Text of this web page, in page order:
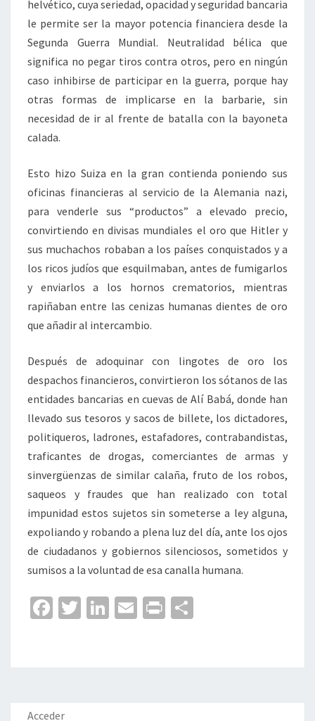
helvético, cuya seriedad, opacidad y seguridad bancaria
le permite ser la mayor potencia financiera desde la
Segunda Guerra Mundial. Neutralidad bélica que
significa no pegar tiros contra otros, pero en ningún
caso inhibirse de participar en la guerra, porque hay
otras formas de implicarse en la barbarie, sin
necesidad de ir al frente de batalla con la bayoneta
calada.
Esto hizo Suiza en la gran contienda poniendo sus
oficinas financieras al servicio de la Alemania nazi,
para venderle sus “productos” a elevado precio,
convirtiendo en divisas mundiales el oro que Hitler y
sus muchachos robaban a los países conquistados y a
los ricos judíos que esquilmaban, antes de fumigarlos
y enviarlos a los hornos crematorios, mientras
rapiñaban entre las cenizas humanas dientes de oro
que añadir al intercambio.
Después de adoquinar con lingotes de oro los
despachos financieros, convirtieron los sótanos de las
entidades bancarias en cuevas de Alí Babá, donde han
llevado sus tesoros y sacos de billete, los dictadores,
politiqueros, ladrones, estafadores, contrabandistas,
traficantes de drogas, comerciantes de armas y
sinvergüenzas de similar calaña, fruto de los robos,
saqueos y fraudes que han realizado con total
impunidad estos sujetos sin someterse a ley alguna,
expoliando y robando a plena luz del día, ante los ojos
de ciudadanos y gobiernos silenciosos, sometidos y
sumisos a la voluntad de esa canalla humana.
Fa
o
o
T
er
Li
dI
n
E
l
Pr
p
ar
Acceder